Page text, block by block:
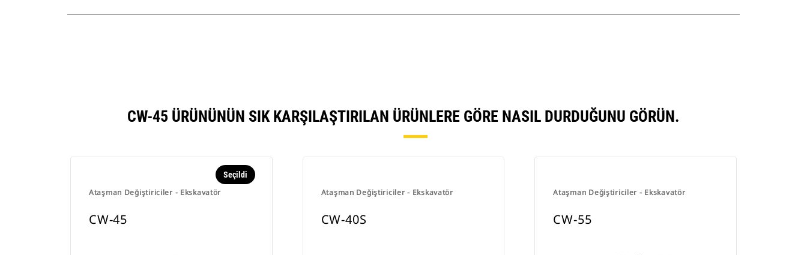
CW-45 ÜRÜNÜNÜN SIK KARŞILAŞTIRILAN ÜRÜNLERE GÖRE NASIL DURDUĞUNU GÖRÜN.
Ataşman Değiştiriciler - Ekskavatör
Seçildi
CW-45
Ataşman Değiştiriciler - Ekskavatör
CW-40S
Ataşman Değiştiriciler - Ekskavatör
CW-55